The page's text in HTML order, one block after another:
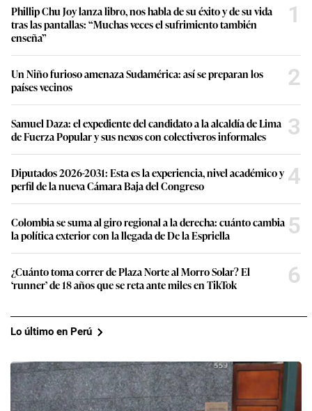
Phillip Chu Joy lanza libro, nos habla de su éxito y de su vida
tras las pantallas: “Muchas veces el sufrimiento también
enseña”
1
Un Niño furioso amenaza Sudamérica: así se preparan los
países vecinos
2
Samuel Daza: el expediente del candidato a la alcaldía de Lima
de Fuerza Popular y sus nexos con colectiveros informales
3
Diputados 2026-2031: Esta es la experiencia, nivel académico y
perfil de la nueva Cámara Baja del Congreso
4
Colombia se suma al giro regional a la derecha: cuánto cambia
la política exterior con la llegada de De la Espriella
5
¿Cuánto toma correr de Plaza Norte al Morro Solar? El
‘runner’ de 18 años que se reta ante miles en TikTok
6
Lo último en Perú